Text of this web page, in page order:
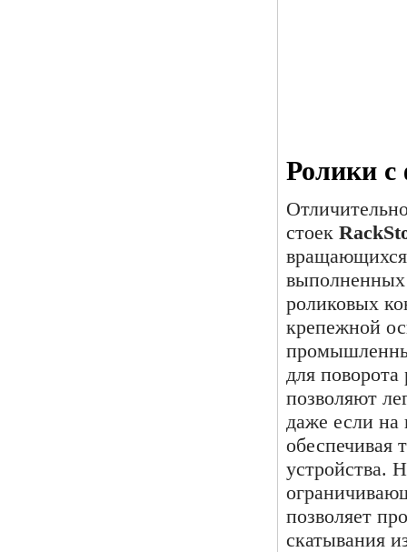
Ролики с
стоек
роликовых
крепежной
для
позволяют
даже если на
обеспечивая
устройства.
позволяет
скатывания